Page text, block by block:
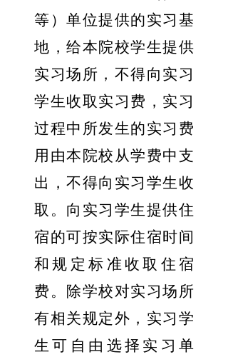
等）单位提供的实习基
地，给本院校学生提供
实习场所 ， 不得向实习
学生收取实习费，实习
过程中所发生的实习费
用由本院校从学费中支
出 ，不得向实习学生收
取。向实习学生提供住
宿的可按实际住宿时间
和规定标准收取住宿
费 。 除学校对实习场所
有相关规定外，实习学
生可自由选择实习单